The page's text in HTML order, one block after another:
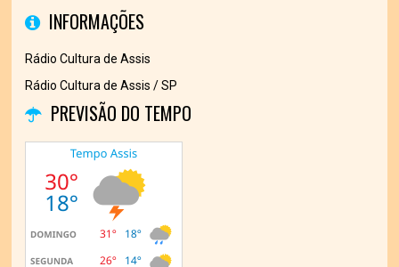
INFORMAÇÕES
Rádio Cultura de Assis
Rádio Cultura de Assis / SP
PREVISÃO DO TEMPO